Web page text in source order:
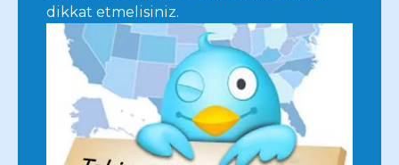
dikkat etmelisiniz.